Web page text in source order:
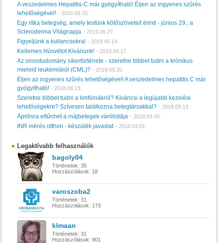
A veszedelmes Hepatitis-C már gyógyítható! Éljen az ingyenes szűrés
lehetőségével! - 2019.09.25.
Egy ritka betegség, amely testünk kötőszöveteit érinti - június 29., a
Scleroderma Világnapja - 2019.06.27.
Figyeljünk a kullancsokra! - 2019.05.14.
Kellemes Húsvétot Kívánunk! - 2019.04.17.
Az orvostudomány sikertörténete - szeretne többet tudni a krónikus
mieloid leukémiáról (CML)? - 2018.09.20.
Éljen az ingyenes szűrés lehetőségével! A veszedelmes hepatitis C már
gyógyítható!- 2018.09.13.
Szeretne többet tudni a limfómákról? Kíváncsi a legújabb kezelési
lehetőségekre? Szívesen találkozna betegtársakkal? - 2018.09.13.
Áprilisra eltűnhet a májbetegek várólistája - 2018.03.05.
INR mérés otthon - készülék javaslat - 2018.03.01.
Legaktívabb felhasználók
bagoly04
Történetek: 35
Hozzászólások: 18
varoszoba2
Történetek: 31
Hozzászólások: 173
klmaan
Történetek: 31
Hozzászólások: 901